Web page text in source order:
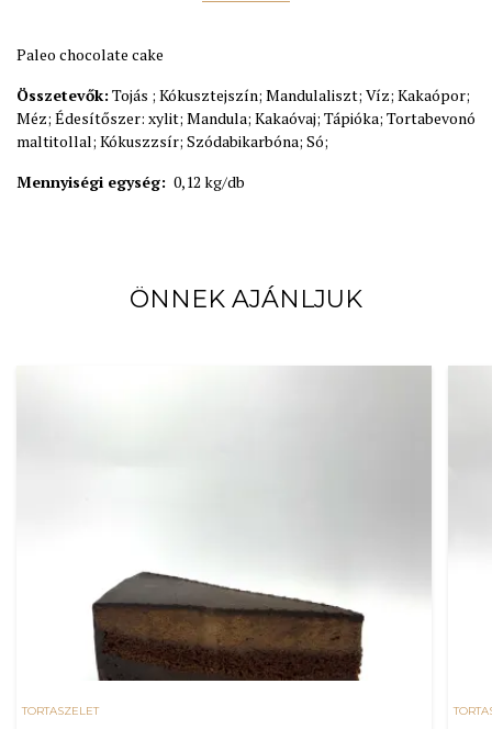
Paleo chocolate cake
Összetevők: Tojás ; Kókusztejszín; Mandulaliszt; Víz; Kakaópor;
Méz; Édesítőszer: xylit; Mandula; Kakaóvaj; Tápióka; Tortabevonó
maltitollal; Kókuszzsír; Szódabikarbóna; Só;
Mennyiségi egység: 0,12 kg/db
ÖNNEK AJÁNLJUK
TORTASZELET